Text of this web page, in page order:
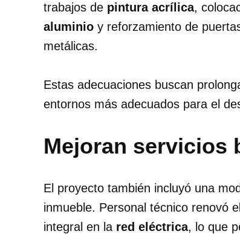
trabajos de pintura acrílica,
aluminio y reforzamiento de
metálicas.
Estas adecuaciones buscan
entornos más adecuados para el
Mejoran servicios
El proyecto también incluyó una
inmueble. Personal técnico renovó
integral en la red eléctrica, lo que